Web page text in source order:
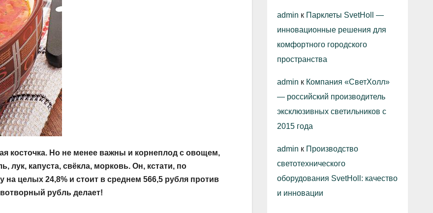
косточка. Но не менее важны и корнеплод с овощем,
капуста, свёкла, морковь. Он, кстати, по
целых 24,8% и стоит в среднем 566,5 рубля против
рубль делает!
admin к Парклеты SvetHoll —
инновационные решения для
комфортного городского
пространства
admin к Компания «СветХолл»
— российский производитель
эксклюзивных светильников с
2015 года
admin к Производство
светотехнического
оборудования SvetHoll: качество
и инновации